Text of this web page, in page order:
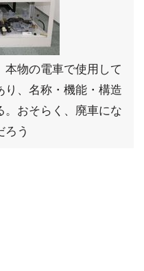
本物の電車で使用して
り、名称・機能・構造
。おそらく、廃車にな
ろう